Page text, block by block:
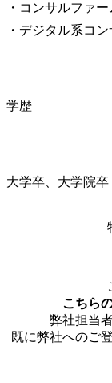
・コンサルファ
・デジタル系コ
学歴
大学卒、大学院卒
こちら
弊社担当
既に弊社へのご